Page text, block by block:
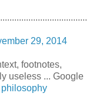
29, 2014
footnotes,
useless ... Google
philosophy